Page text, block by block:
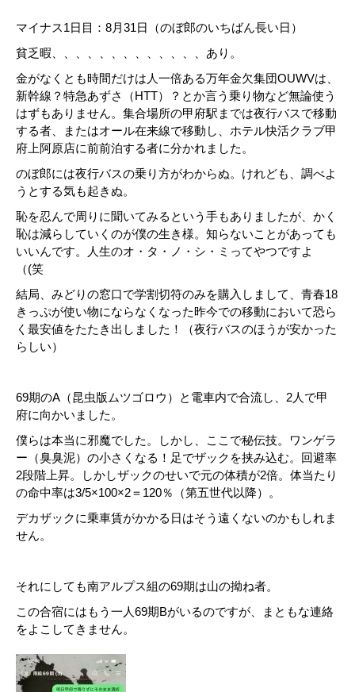
マイナス1日目：8月31日（のぼ郎のいちばん長い日）
貧乏暇、、、、、、、、、、、、、あり。
金がなくとも時間だけは人一倍ある万年金欠集団OUWVは、
新幹線？特急あずさ（HTT）？とか言う乗り物など無論使う
はずもありません。集合場所の甲府駅までは夜行バスで移動
する者、またはオール在来線で移動し、ホテル快活クラブ甲
府上阿原店に前前泊する者に分かれました。
のぼ郎には夜行バスの乗り方がわからぬ。けれども、調べよ
うとする気も起きぬ。
恥を忍んで周りに聞いてみるという手もありましたが、かく
恥は減らしていくのが僕の生き様。知らないことがあっても
いいんです。人生のオ・タ・ノ・シ・ミってやつですよ
（(笑
結局、みどりの窓口で学割切符のみを購入しまして、青春18
きっぷが使い物にならなくなった昨今での移動において恐ら
く最安値をたたき出しました！（夜行バスのほうが安かった
らしい）
69期のA（昆虫版ムツゴロウ）と電車内で合流し、2人で甲
府に向かいました。
僕らは本当に邪魔でした。しかし、ここで秘伝技。ワンゲラ
ー（臭臭泥）の小さくなる！足でザックを挟み込む。回避率
2段階上昇。しかしザックのせいで元の体積が2倍。体当たり
の命中率は3/5×100×2＝120％（第五世代以降）。
デカザックに乗車賃がかかる日はそう遠くないのかもしれま
せん。
それにしても南アルプス組の69期は山の拗ね者。
この合宿にはもう一人69期Bがいるのですが、まともな連絡
をよこしてきません。